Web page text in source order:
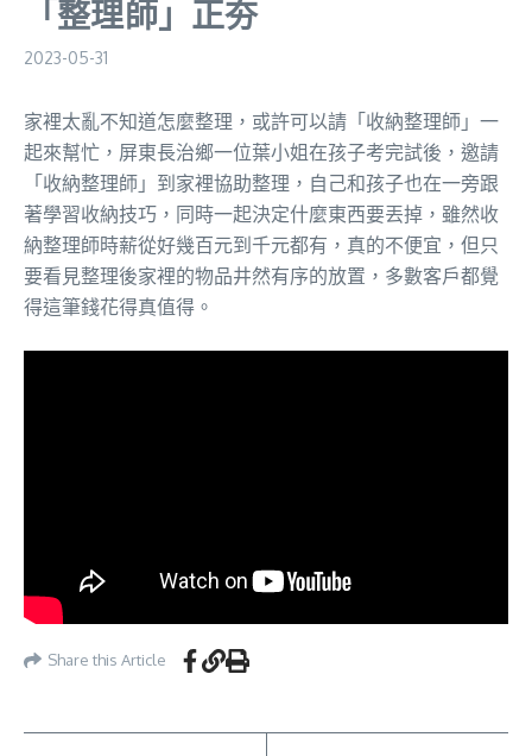
「整理師」正夯
2023-05-31
家裡太亂不知道怎麼整理，或許可以請「收納整理師」一
起來幫忙，屏東長治鄉一位葉小姐在孩子考完試後，邀請
「收納整理師」到家裡協助整理，自己和孩子也在一旁跟
著學習收納技巧，同時一起決定什麼東西要丟掉，雖然收
納整理師時薪從好幾百元到千元都有，真的不便宜，但只
要看見整理後家裡的物品井然有序的放置，多數客戶都覺
得這筆錢花得真值得。
Share this Article